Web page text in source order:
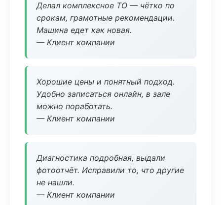
Делал комплексное ТО — чётко по
срокам, грамотные рекомендации.
Машина едет как новая.
— Клиент компании
Хорошие цены и понятный подход.
Удобно записаться онлайн, в зале
можно поработать.
— Клиент компании
Диагностика подробная, выдали
фотоотчёт. Исправили то, что другие
не нашли.
— Клиент компании